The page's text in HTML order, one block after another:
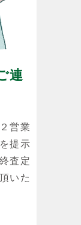
連
営業
提示
査定
いた